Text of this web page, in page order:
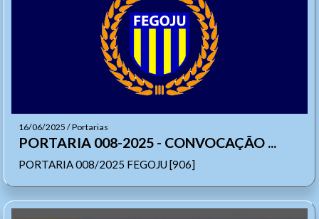
16/06/2025 / Portarias
PORTARIA 008-2025 - CONVOCAÇÃO ...
PORTARIA 008/2025 FEGOJU [906]